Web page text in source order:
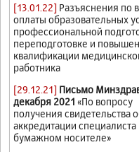
[13.01.22] Разъяснения по
оплаты образовательных
профессиональной
переподготовке и
квалификации
работника
[29.12.21] Письмо
декабря 2021 «По вопросу
получения свидетельства
аккредитации специалиста
бумажном носителе»